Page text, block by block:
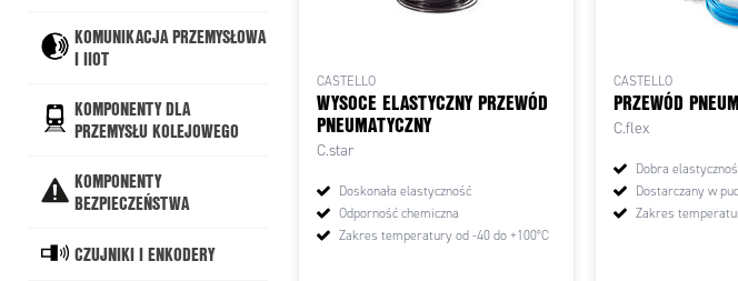
KOMUNIKACJA PRZEMYSŁOWA
I IIOT
KOMPONENTY DLA
PRZEMYSŁU KOLEJOWEGO
KOMPONENTY
BEZPIECZEŃSTWA
CZUJNIKI I ENKODERY
CASTELLO
WYSOCE ELASTYCZNY PRZEWÓD
PNEUMATYCZNY
C.star
Doskonała elastyczność
Odporność chemiczna
Zakres temperatury od -40 do +100°C
CASTELLO
PRZEWÓD
C.flex
Dobra
Dostarczany w
Zakres